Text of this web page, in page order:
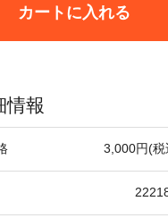
カートに入れる
情報
3,000円(